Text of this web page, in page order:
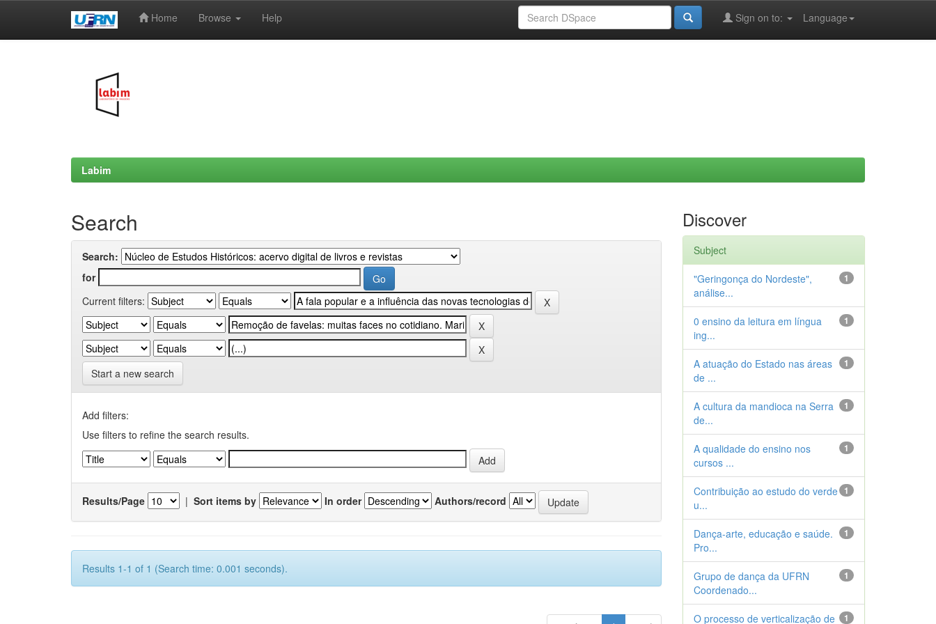
Home Browse Help Language
Sign on to:
Labim
Search
Search:
for
Current filters:
Start a new search
Add filters:
Use filters to refine the search results.
Results/Page | Sort items by In order Authors/record
Results 1-1 of 1 (Search time: 0.001 seconds).
Discover
Subject
1
"Geringonça do Nordeste",
análise...
1
0 ensino da leitura em língua
ing...
1
A atuação do Estado nas áreas
de ...
1
A cultura da mandioca na Serra
de...
1
A qualidade do ensino nos
cursos ...
1
Contribuição ao estudo do verde
u...
1
Dança-arte, educação e saúde.
Pro...
1
Grupo de dança da UFRN
Coordenado...
1
O processo de verticalização de